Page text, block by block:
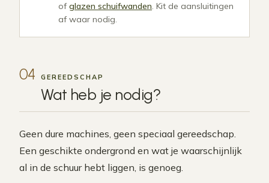
ofglazen schuifwanden. Kit de aansluitingen
af waar nodig.
04 GEREEDSCHAP
Wat heb je nodig?
Geen dure machines, geen speciaal gereedschap.
Een geschikte ondergrond en wat je waarschijnlijk
al in de schuur hebt liggen, is genoeg.